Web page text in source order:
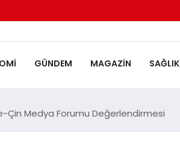
GÜNDEM MAGAZIN SAĞLIK
Çin Medya Forumu Değerlendirmesi